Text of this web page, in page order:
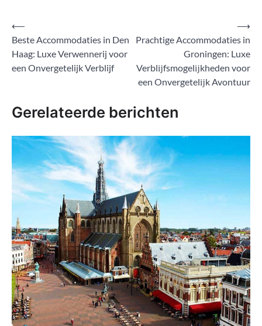
Bericht
navigatie
⟵
Beste Accommodaties in Den
Haag: Luxe Verwennerij voor
een Onvergetelijk Verblijf
Prachtige Accommodaties in
Groningen: Luxe
Verblĳfsmogelĳkheden voor
een Onvergetelĳk Avontuur
⟶
Gerelateerde berichten